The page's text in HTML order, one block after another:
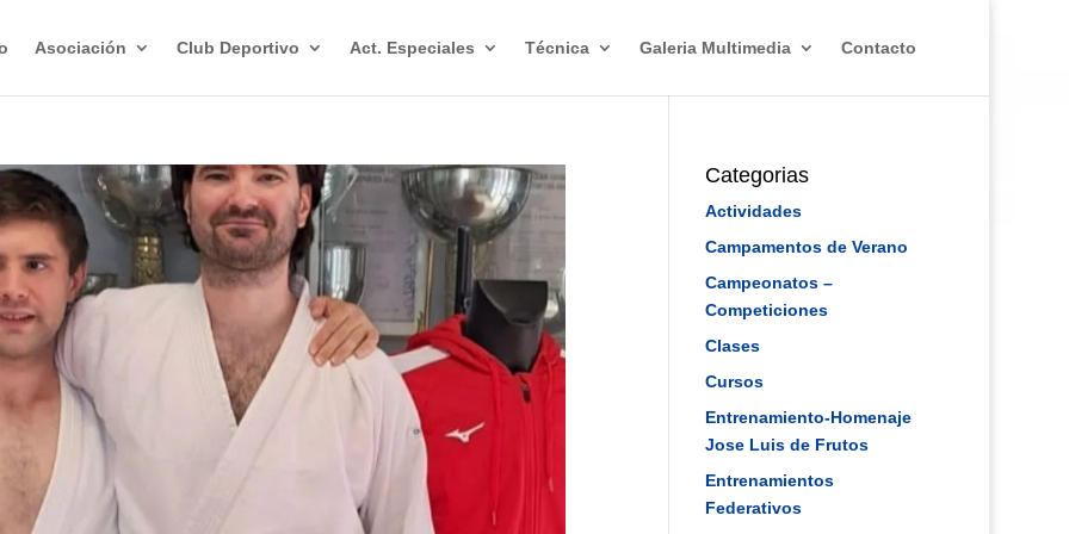
Asociación Club Deportivo Act. Especiales Técnica Galeria Multimedia Contacto
Categorias
Actividades
Campamentos de Verano
Campeonatos –
Competiciones
Clases
Cursos
Entrenamiento-Homenaje
Jose Luis de Frutos
Entrenamientos
Federativos